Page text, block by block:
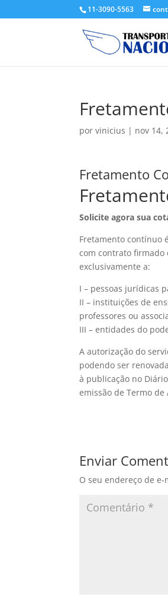
11-3090-5563
porvinicius | nov 14,
Fretamento
Solicite agora sua
Fretamento contínuo
com contrato
exclusivamente a:
I – pessoas jurídicas
II – instituições de
professores ou
III – entidades do
A autorização do
podendo ser
à publicação no
emissão de Termo
Enviar
O seu endereço de